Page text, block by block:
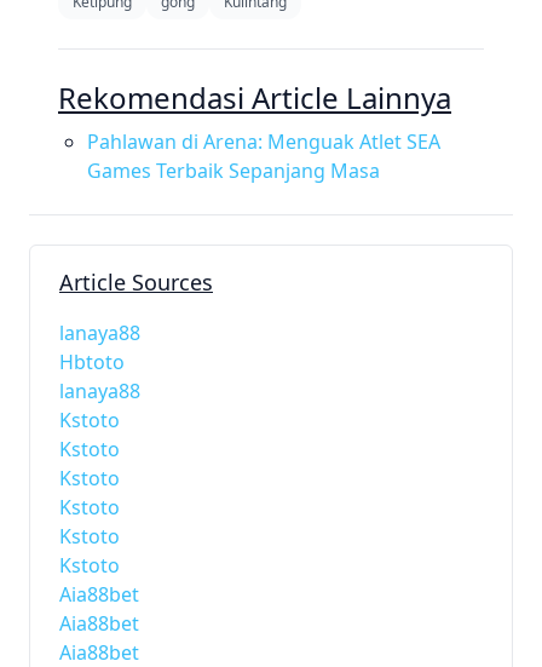
Rekomendasi Article Lainnya
Pahlawan di Arena: Menguak Atlet SEA
Games Terbaik Sepanjang Masa
Article Sources
lanaya88
Hbtoto
lanaya88
Kstoto
Kstoto
Kstoto
Kstoto
Kstoto
Kstoto
Aia88bet
Aia88bet
Aia88bet